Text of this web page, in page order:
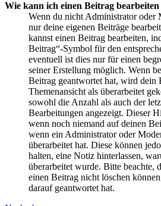
Wie kann ich einen Beitrag bearbeiten
Wenn du nicht Administrator oder
nur deine eigenen Beiträge
kannst einen Beitrag bearbeiten,
Beitrag“-Symbol für den
eventuell ist dies nur für einen
seiner Erstellung möglich. Wenn
Beitrag geantwortet hat, wird dein
Themenansicht als überarbeitet
sowohl die Anzahl als auch der
Bearbeitungen angezeigt. Dieser
wenn noch niemand auf deinen
wenn ein Administrator oder
überarbeitet hat. Diese können
halten, eine Notiz hinterlassen,
überarbeitet wurde. Bitte beachte,
einen Beitrag nicht löschen
darauf geantwortet hat.